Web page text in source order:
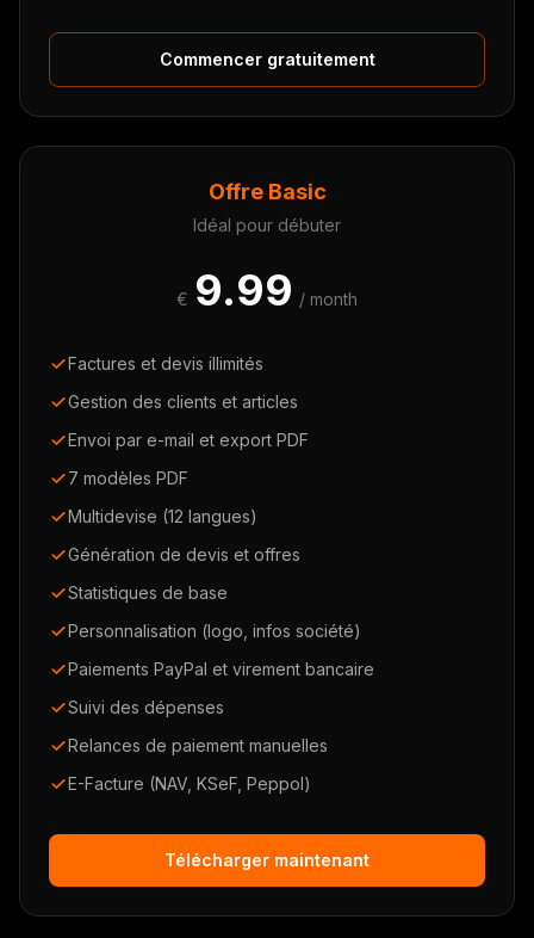
Commencer gratuitement
Offre Basic
Idéal pour débuter
€ 9.99 / month
Factures et devis illimités
Gestion des clients et articles
Envoi par e-mail et export PDF
7 modèles PDF
Multidevise (12 langues)
Génération de devis et offres
Statistiques de base
Personnalisation (logo, infos société)
Paiements PayPal et virement bancaire
Suivi des dépenses
Relances de paiement manuelles
E-Facture (NAV, KSeF, Peppol)
Télécharger maintenant